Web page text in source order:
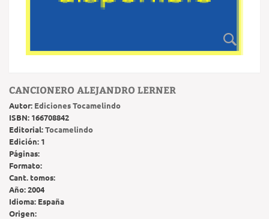
CANCIONERO ALEJANDRO LERNER
Autor: Ediciones Tocamelindo
ISBN: 166708842
Editorial:Tocamelindo
Edición: 1
Páginas:
Formato:
Cant. tomos:
Año:2004
Idioma: España
Origen: